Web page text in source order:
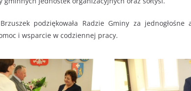
podziękowała Radzie Gminy za
i wsparcie w codziennej pracy.